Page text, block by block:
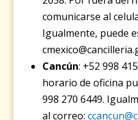
comunicarse al
Igualmente, puede
Cancún: +52 998
horario de oficina
998 270 6449.
al correo: